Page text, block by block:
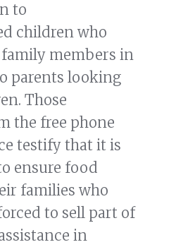
to
children who
members in
parents looking
Those
the free phone
testify that it is
ensure food
families who
to sell part of
in